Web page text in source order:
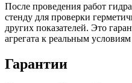
После проведения работ
стенду для проверки
других показателей. Это
агрегата к реальным
Гарантии